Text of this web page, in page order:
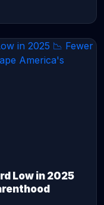
Low in 2025